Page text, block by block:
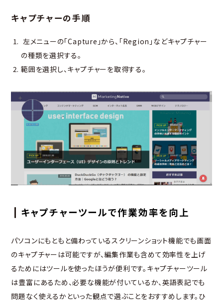
キャプチャーの手順
左メニューの「Capture」から、「Region」などキャプチャー
の種類を選択する。
範囲を選択し、キャプチャーを取得する。
キャプチャーツールで作業効率を向上
パソコンにもともと備わっているスクリーンショット機能でも画面
のキャプチャーは可能ですが、編集作業も含めて効率性を上げ
るためにはツールを使ったほうが便利です。キャプチャーツール
は豊富にあるため、必要な機能が付いているか、英語表記でも
問題なく使えるかといった観点で選ぶことをおすすめします。ひ